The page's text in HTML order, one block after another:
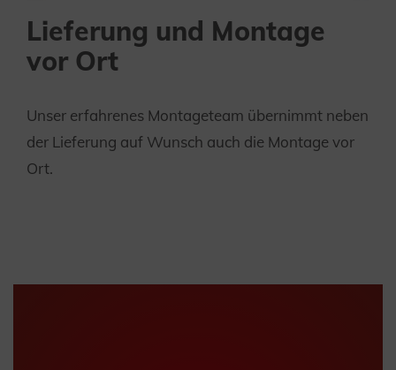
Lieferung und Montage
vor Ort
Unser erfahrenes Montageteam übernimmt neben
der Lieferung auf Wunsch auch die Montage vor
Ort.